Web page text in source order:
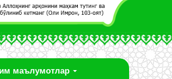
маълумотлар